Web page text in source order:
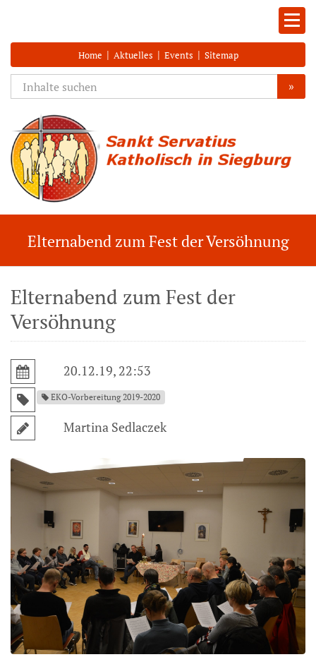
Home | Aktuelles | Events | Sitemap
»
Elternabend zum Fest der Versöhnung
Elternabend zum Fest der
Versöhnung
20.12.19, 22:53
EKO-Vorbereitung 2019-2020
Martina Sedlaczek